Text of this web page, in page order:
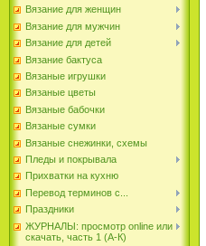
Вязание для женщин
Вязание для мужчин
Вязание для детей
Вязание бактуса
Вязаные игрушки
Вязаные цветы
Вязаные бабочки
Вязаные сумки
Вязаные снежинки, схемы
Пледы и покрывала
Прихватки на кухню
Перевод терминов с...
Праздники
ЖУРНАЛЫ: просмотр online или
скачать, часть 1 (А-К)